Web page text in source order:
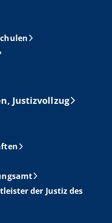
Justizvollzug
der Justiz des